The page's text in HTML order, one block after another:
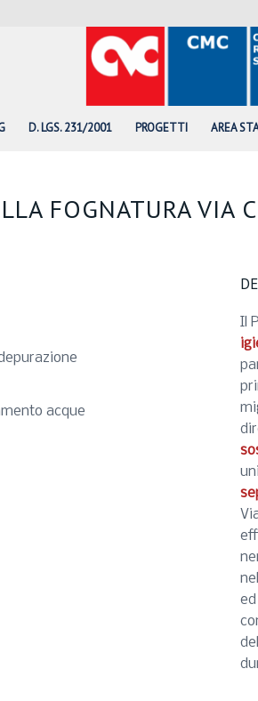
D. LGS. 231/2001 PROGETTI AREA
FOGNATURA VIA
acque
Il